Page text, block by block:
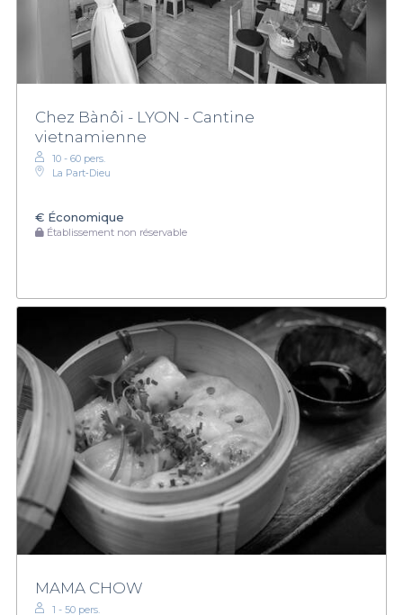
Chez Bànôi - LYON - Cantine
vietnamienne
10 - 60 pers.
La Part‑Dieu
€ Économique
Établissement non réservable
MAMA CHOW
1 - 50 pers.